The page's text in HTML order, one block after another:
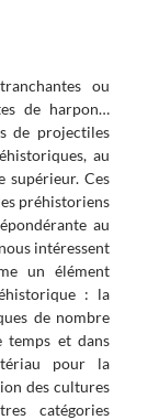
ou
de harpon…
de projectiles
au
supérieur. Ces
préhistoriens
au
intéressent
un élément
: la
de nombre
temps et dans
pour la
des cultures
catégories